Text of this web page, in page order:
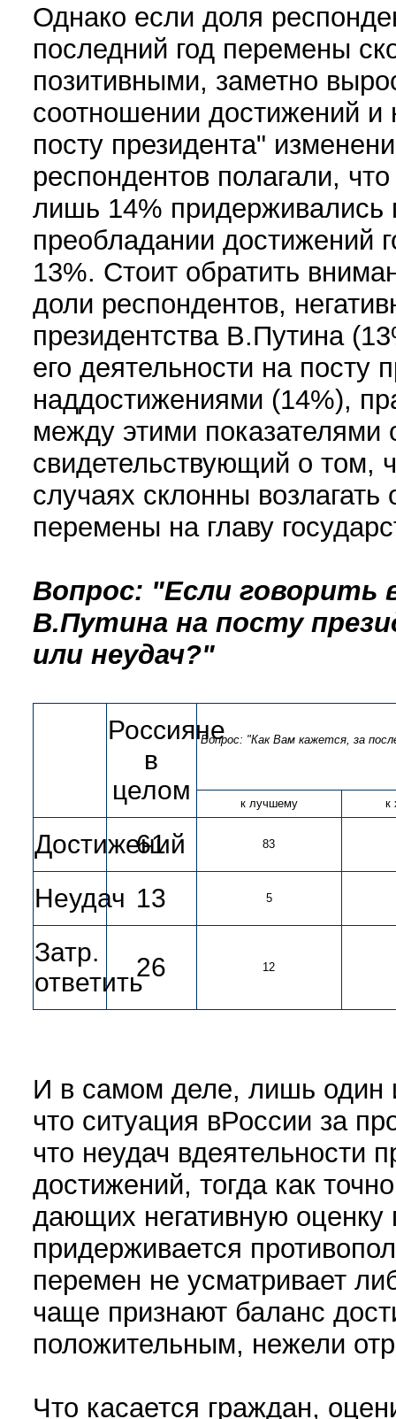
Однако если доля
последний год перемены
позитивными, заметно
соотношении достижений и
посту президента"
респондентов полагали,
лишь 14% придерживались
преобладании достижений
13%. Стоит обратить
доли респондентов,
президентства В.Путина
его деятельности на посту
наддостижениями (14%),
между этими
свидетельствующий о том,
случаях склонны возлагать
перемены на главу
Вопрос: "Если говорить
В.Путина на посту
или неудач?"
Россияне
в
целом
Вопрос: "Как Вам кажется, за
к лучшему к
Достижений
61 83
Неудач 13 5
Затр.
ответить
26 12
И в самом деле, лишь один
что ситуация вРоссии за
что неудач вдеятельности
достижений, тогда как
дающих негативную
придерживается
перемен не усматривает
чаще признают баланс
положительным, нежели
Что касается граждан,